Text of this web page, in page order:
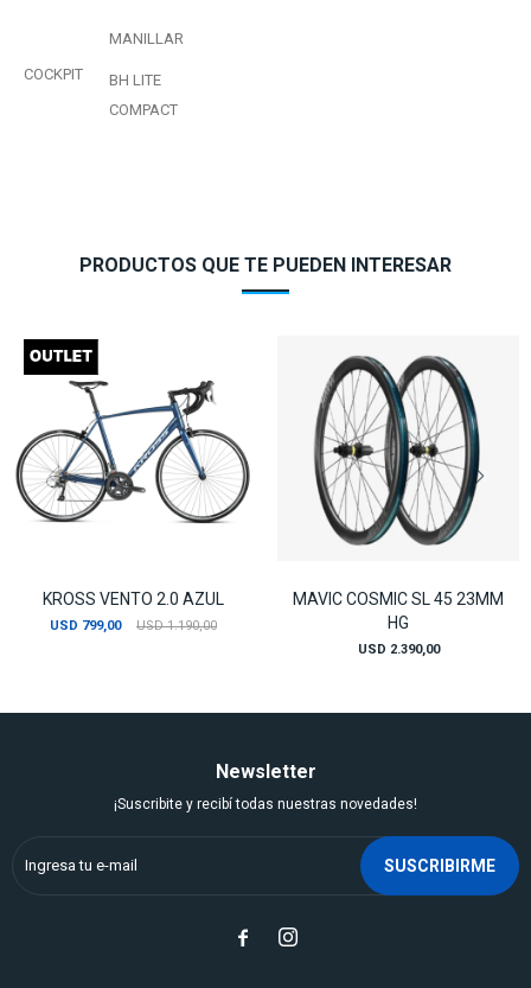
COCKPIT
MANILLAR
BH LITE
COMPACT
PRODUCTOS QUE TE PUEDEN INTERESAR
KROSS VENTO 2.0 AZUL
USD 799,00 USD 1.190,00
MAVIC COSMIC SL 45 23MM
HG
USD 2.390,00
Newsletter
¡Suscribite y recibí todas nuestras novedades!
SUSCRIBIRME
 